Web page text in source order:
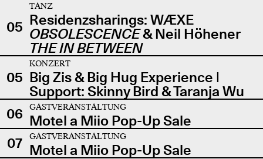
05
TANZ
Residenzsharings: WÆXE
OBSOLESCENCE& Neil Höhener
THE IN BETWEEN
05
KONZERT
Big Zis & Big Hug Experience |
Support: Skinny Bird & Taranja Wu
06
GASTVERANSTALTUNG
Motel a Miio Pop-Up Sale
07
GASTVERANSTALTUNG
Motel a Miio Pop-Up Sale